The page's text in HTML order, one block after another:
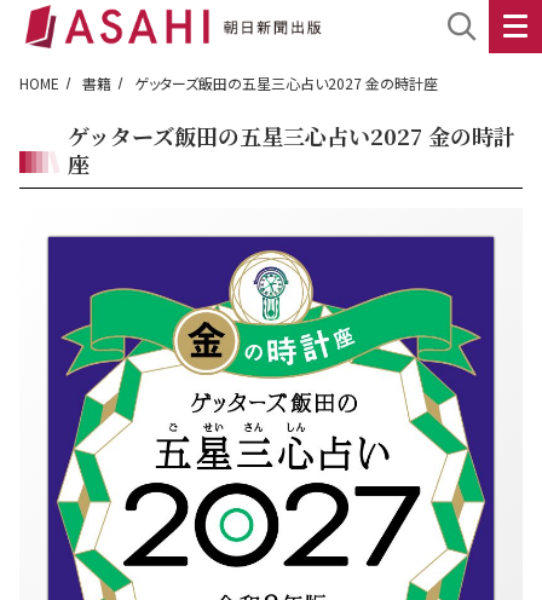
HOME 書籍 ゲッターズ飯田の五星三心占い2027 金の時計座
ゲッターズ飯田の五星三心占い2027 金の時計
座